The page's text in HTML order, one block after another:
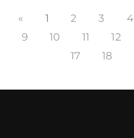
« 1 2 3 4
9
10 11 12
17
18